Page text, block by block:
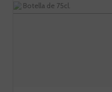
Botella de 75cl.